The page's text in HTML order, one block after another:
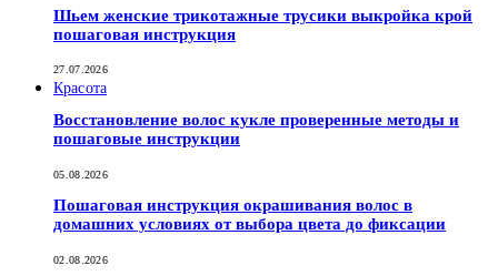
Шьем женские трикотажные трусики выкройка крой
пошаговая инструкция
27.07.2026
Красота
Восстановление волос кукле проверенные методы и
пошаговые инструкции
05.08.2026
Пошаговая инструкция окрашивания волос в
домашних условиях от выбора цвета до фиксации
02.08.2026